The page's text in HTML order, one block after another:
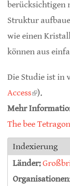
berücksichtigen
Struktur
wie einen
können aus
Die Studie ist in
Access(link is
).
Mehr
The bee
Indexierung
Länder: